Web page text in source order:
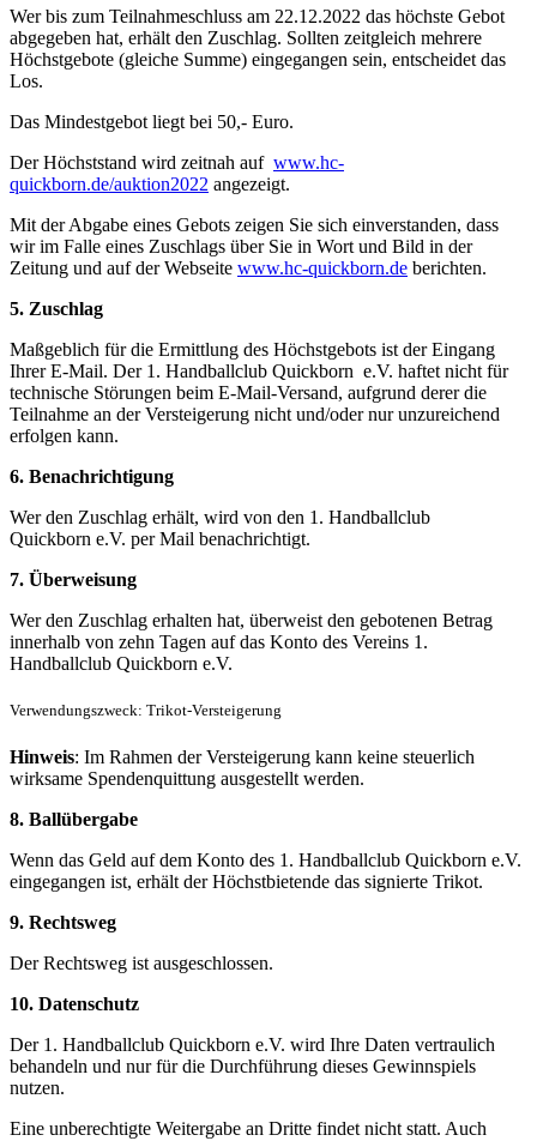
Wer bis zum Teilnahmeschluss am 22.12.2022 das höchste Gebot
abgegeben hat, erhält den Zuschlag. Sollten zeitgleich mehrere
Höchstgebote (gleiche Summe) eingegangen sein, entscheidet das
Los.
Das Mindestgebot liegt bei 50,- Euro.
Der Höchststand wird zeitnah auf www.hc-
quickborn.de/auktion2022 angezeigt.
Mit der Abgabe eines Gebots zeigen Sie sich einverstanden, dass
wir im Falle eines Zuschlags über Sie in Wort und Bild in der
Zeitung und auf der Webseite www.hc-quickborn.de berichten.
5. Zuschlag
Maßgeblich für die Ermittlung des Höchstgebots ist der Eingang
Ihrer E-Mail. Der 1. Handballclub Quickborn e.V. haftet nicht für
technische Störungen beim E-Mail-Versand, aufgrund derer die
Teilnahme an der Versteigerung nicht und/oder nur unzureichend
erfolgen kann.
6. Benachrichtigung
Wer den Zuschlag erhält, wird von den 1. Handballclub
Quickborn e.V. per Mail benachrichtigt.
7. Überweisung
Wer den Zuschlag erhalten hat, überweist den gebotenen Betrag
innerhalb von zehn Tagen auf das Konto des Vereins 1.
Handballclub Quickborn e.V.
Verwendungszweck: Trikot-Versteigerung
Hinweis: Im Rahmen der Versteigerung kann keine steuerlich
wirksame Spendenquittung ausgestellt werden.
8. Ballübergabe
Wenn das Geld auf dem Konto des 1. Handballclub Quickborn e.V.
eingegangen ist, erhält der Höchstbietende das signierte Trikot.
9. Rechtsweg
Der Rechtsweg ist ausgeschlossen.
10. Datenschutz
Der 1. Handballclub Quickborn e.V. wird Ihre Daten vertraulich
behandeln und nur für die Durchführung dieses Gewinnspiels
nutzen.
Eine unberechtigte Weitergabe an Dritte findet nicht statt. Auch